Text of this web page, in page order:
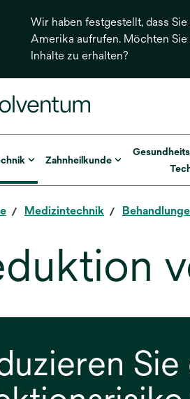
Wir haben festgestellt, dass
Amerika aufrufen. Möchten
Inhalte zu erhalten?
Zahnheilkunde
Medizintechnik
Sie